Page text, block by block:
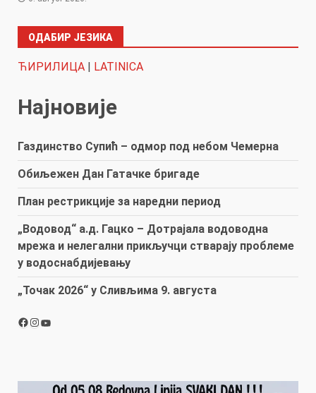
ОДАБИР ЈЕЗИКА
ЋИРИЛИЦА | LATINICA
Најновије
Газдинство Супић – одмор под небом Чемерна
Обиљежен Дан Гатачке бригаде
План рестрикције за наредни период
„Водовод“ а.д. Гацко – Дотрајала водоводна
мрежа и нелегални прикључци стварају проблеме
у водоснабдијевању
„Точак 2026“ у Сливљима 9. августа
Facebook
Instagram
YouTube